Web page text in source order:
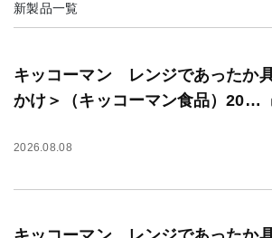
新製品一覧
キッコーマン レンジであったか
かけ＞（キッコーマン食品）20…
2026.08.08